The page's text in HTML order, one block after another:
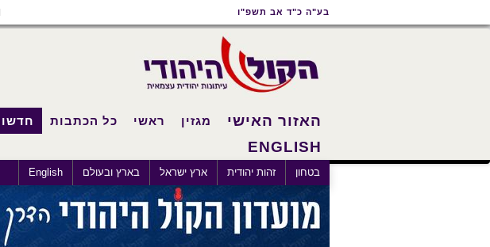
נגישות
ראשי
ראשי
בע"ה כ"ד אב תשפ"ו
האזור האישי מגזין ראשי כל הכתבות
בטחון זהות יהודית ארץ ישראל בארץ ובעולם English
ENGLISH